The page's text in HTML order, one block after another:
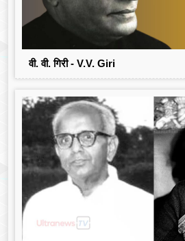
वी. वी. गिरी - V.V. Giri